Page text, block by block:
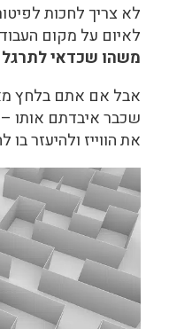
לא צריך לחכות
לאיום על מקום
משהו שכדאי לתרגל
אבל אם אתם בלחץ
שכבר איבדתם אותו
את הווייז ולהיעזר